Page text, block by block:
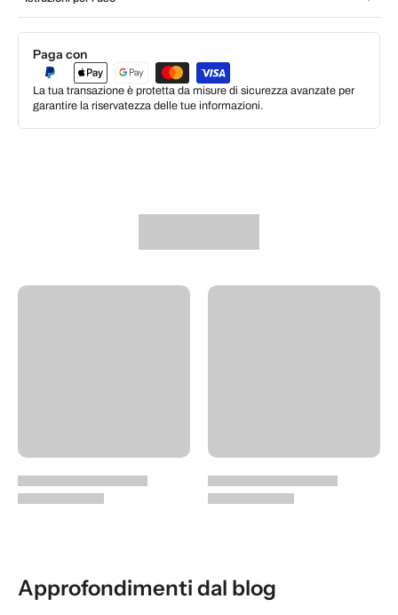
Paga con
La tua transazione è protetta da misure di sicurezza avanzate per
garantire la riservatezza delle tue informazioni.
Approfondimenti dal blog